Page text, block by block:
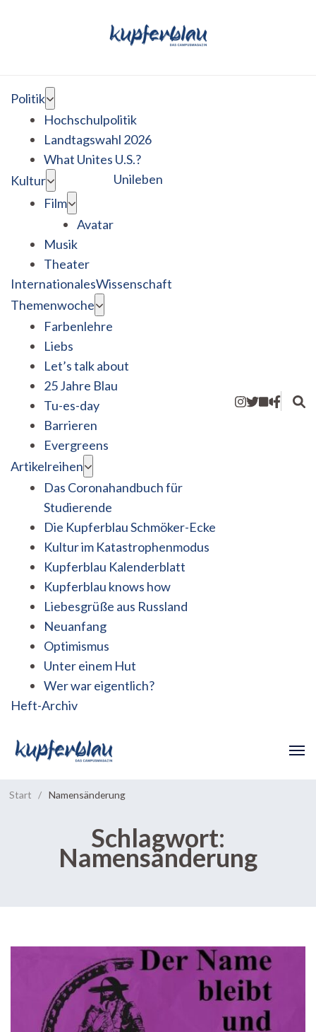
Politik
Hochschulpolitik
Landtagswahl 2026
What Unites U.S.?
Kultur
Film
Avatar
Musik
Theater
Unileben
InternationalesWissenschaft
Themenwoche
Farbenlehre
Liebs
Let’s talk about
25 Jahre Blau
Tu-es-day
Barrieren
Evergreens
Artikelreihen
Das Coronahandbuch für
Studierende
Die Kupferblau Schmöker-Ecke
Kultur im Katastrophenmodus
Kupferblau Kalenderblatt
Kupferblau knows how
Liebesgrüße aus Russland
Neuanfang
Optimismus
Unter einem Hut
Wer war eigentlich?
Heft-Archiv
Start / Namensänderung
Schlagwort:
Namensänderung